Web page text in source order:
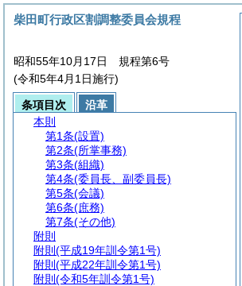
柴田町行政区割調整委員会規程
昭和55年10月17日 規程第6号
(令和5年4月1日施行)
条項目次
沿革
本則
第1条(設置)
第2条(所掌事務)
第3条(組織)
第4条(委員長、副委員長)
第5条(会議)
第6条(庶務)
第7条(その他)
附則
附則 (平成19年訓令第1号)
附則 (平成22年訓令第1号)
附則 (令和5年訓令第1号)